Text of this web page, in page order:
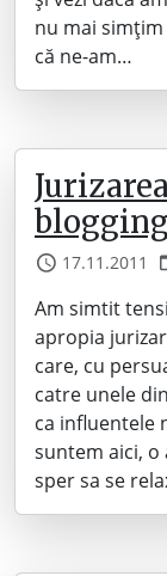
nu mai
că ne-am…
17.11.2011
Am simtit
apropia
care, cu
catre unele
ca influentele
suntem aici,
sper sa se